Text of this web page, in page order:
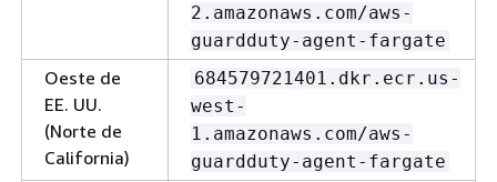
2.amazonaws.com/aws-
guardduty-agent-fargate
Oeste de
EE. UU.
(Norte de
California)
684579721401.dkr.ecr.us-
west-
1.amazonaws.com/aws-
guardduty-agent-fargate